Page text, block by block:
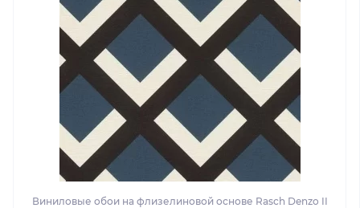
Виниловые обои на флизелиновой основе Rasch Denzo II